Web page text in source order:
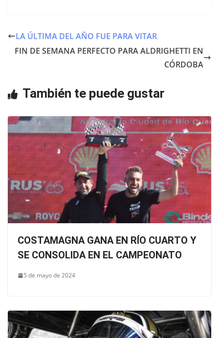
e
b
k
er s
A
LA ÚLTIMA DEL AÑO FUE PARA VITAR
FIN DE SEMANA PERFECTO PARA ALDRIGHETTI EN
CÓRDOBA
También te puede gustar
COSTAMAGNA GANA EN RÍO CUARTO Y
SE CONSOLIDA EN EL CAMPEONATO
5 de mayo de 2024